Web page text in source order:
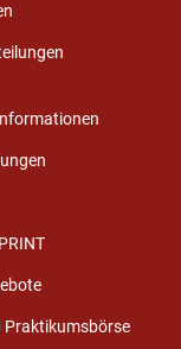
Praktikumsbörse